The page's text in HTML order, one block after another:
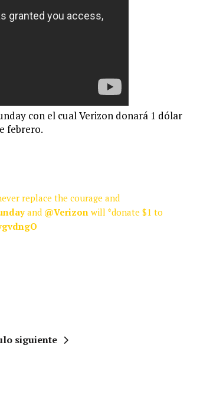
con el cual Verizon donará 1 dólar
febrero.
replace the courage and
and @Verizon will *donate $1 to
siguiente